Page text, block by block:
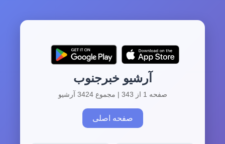
آرشیو خبرجنوب
صفحه 1 از 343 | مجموع 3424 آرشیو
صفحه اصلی